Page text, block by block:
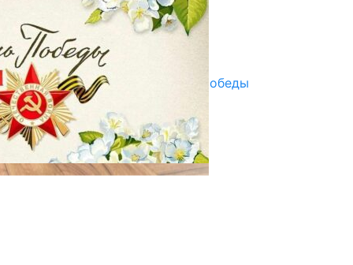
07.08.2025
Улуу Жеңиштин жандуу сөзү
29.04.2025
Награды в преддверии Дня Победы
29.04.2025